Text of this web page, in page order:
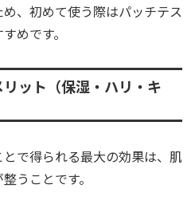
、初めて使う際はパッチテス
めです。
ット（保湿・ハリ・キ
で得られる最大の効果は、肌
うことです。